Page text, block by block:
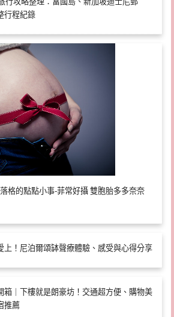
行程紀錄
格的點點小事-菲常好攝 雙胞胎多多奈奈
上！尼泊爾頌缽聲療體驗、感受與心得分享
箱｜下樓就是朗豪坊！交通超方便、購物美
推薦